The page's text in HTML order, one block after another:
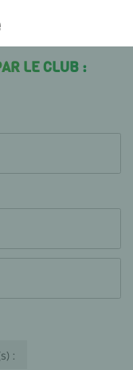
LE CLUB :
: